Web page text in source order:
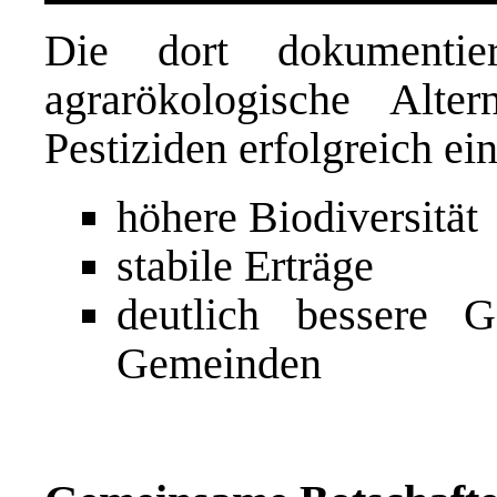
Die dort
agrarökologische
Pestiziden erfolgreich
höhere Biodiversität
stabile Erträge
deutlich bessere
Gemeinden